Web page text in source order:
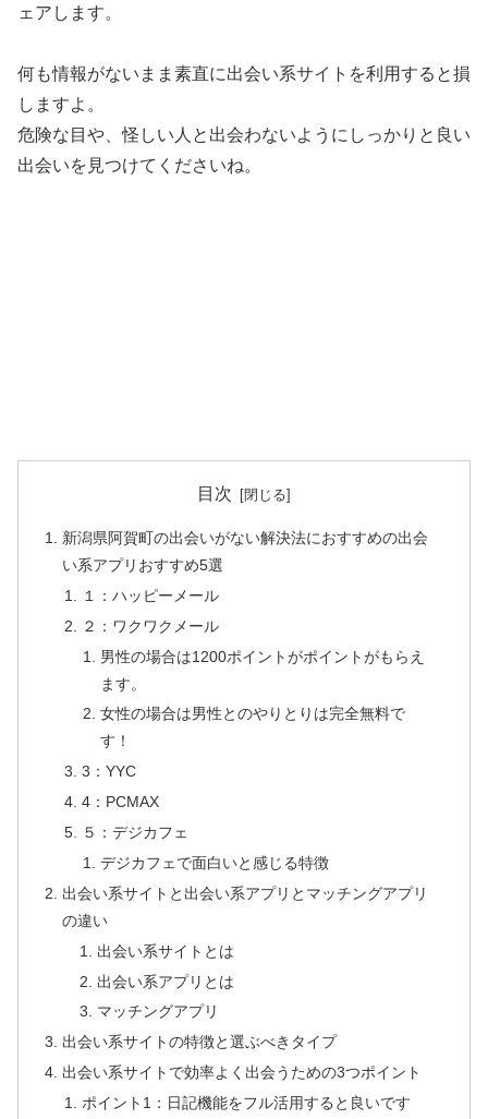
ェアします。
何も情報がないまま素直に出会い系サイトを利用すると損
しますよ。
危険な目や、怪しい人と出会わないようにしっかりと良い
出会いを見つけてくださいね。
目次
新潟県阿賀町の出会いがない解決法におすすめの出会
い系アプリおすすめ5選
１：ハッピーメール
２：ワクワクメール
男性の場合は1200ポイントがポイントがもらえ
ます。
女性の場合は男性とのやりとりは完全無料で
す！
3：YYC
4：PCMAX
５：デジカフェ
デジカフェで面白いと感じる特徴
出会い系サイトと出会い系アプリとマッチングアプリ
の違い
出会い系サイトとは
出会い系アプリとは
マッチングアプリ
出会い系サイトの特徴と選ぶべきタイプ
出会い系サイトで効率よく出会うための3つポイント
ポイント1：日記機能をフル活用すると良いです